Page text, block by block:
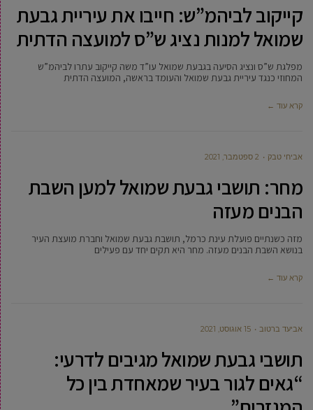
קייקוב לביהמ”ש: חייבו את עיריית גבעת
שמואל למנות נציג ש”ס למועצה הדתית
מפלגת ש”ס ונציג הסיעה בגבעת שמואל עו”ד משה קייקוב עתרו לביהמ”ש
המחוזי כנגד עיריית גבעת שמואל והעומד בראשה, המועצה הדתית
קרא עוד ←
אביחי טבק 2 ספטמבר, 2021
מחר: תושבי גבעת שמואל למען השבת
הבנים מעזה
מזה כשנתיים פועלת עינת כרמל, תושבת גבעת שמואל וחברת מועצת העיר
בנושא השבת הבנים מעזה. מחר היא תקים יחד עם פעילים
קרא עוד ←
אביעד ברטוב 15 אוגוסט, 2021
תושבי גבעת שמואל מגיבים לדרעי:
“גאים לגור בעיר שמאחדת בין כל